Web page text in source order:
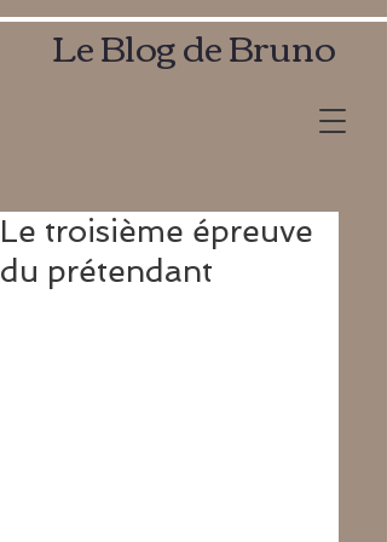
Le Blog de Bruno
Le troisième épreuve
du prétendant